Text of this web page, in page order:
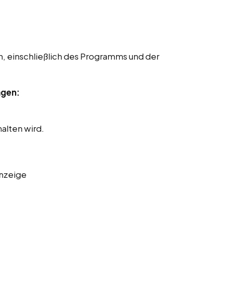
einschließlich des Programms und der
wird.